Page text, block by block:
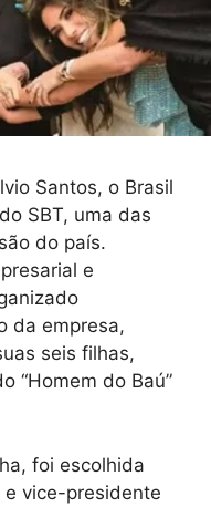
Santos, o Brasil
SBT, uma das
do país.
e
da empresa,
seis filhas,
“Homem do Baú”
foi escolhida
e vice-presidente